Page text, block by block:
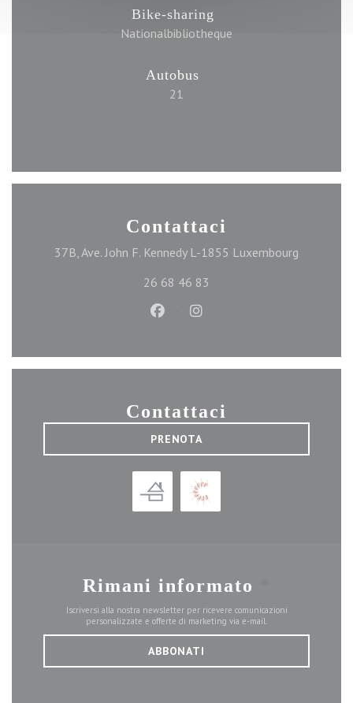
Bike-sharing
Nationalbibliotheque
Autobus
21
Contattaci
37B, Ave. John F. Kennedy L-1855 Luxembourg
26 68 46 83
Facebook ((apre una nuova
Instagram ((apre una
Contattaci
PRENOTA
Rimani informato
Iscriversi alla nostra newsletter per ricevere comunicazioni
personalizzate e offerte di marketing via e-mail.
ABBONATI